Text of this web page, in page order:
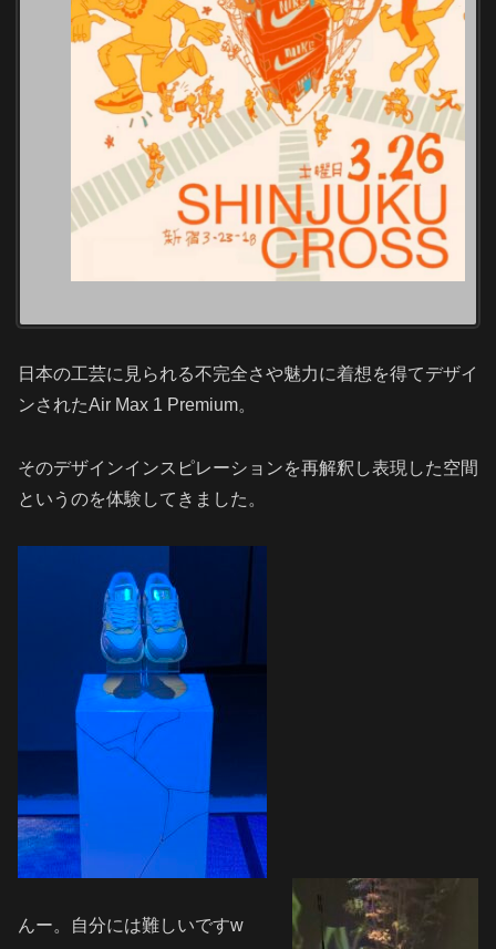
日本の工芸に見られる不完全さや魅力に着想を得てデザイ
ンされたAir Max 1 Premium。
そのデザインインスピレーションを再解釈し表現した空間
というのを体験してきました。
んー。自分には難しいですw